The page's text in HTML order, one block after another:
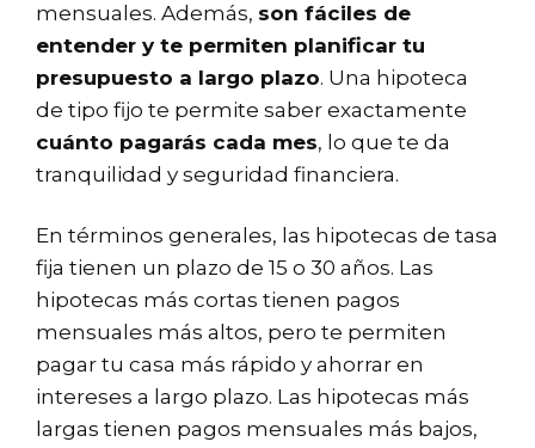
mensuales. Además, son fáciles de
entender y te permiten planificar tu
presupuesto a largo plazo. Una hipoteca
de tipo fijo te permite saber exactamente
cuánto pagarás cada mes, lo que te da
tranquilidad y seguridad financiera.
En términos generales, las hipotecas de tasa
fija tienen un plazo de 15 o 30 años. Las
hipotecas más cortas tienen pagos
mensuales más altos, pero te permiten
pagar tu casa más rápido y ahorrar en
intereses a largo plazo. Las hipotecas más
largas tienen pagos mensuales más bajos,